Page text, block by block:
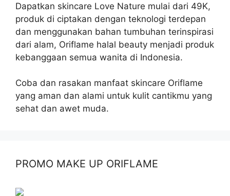
Dapatkan skincare Love Nature mulai dari 49K,
produk di ciptakan dengan teknologi terdepan
dan menggunakan bahan tumbuhan terinspirasi
dari alam, Oriflame halal beauty menjadi produk
kebanggaan semua wanita di Indonesia.
Coba dan rasakan manfaat skincare Oriflame
yang aman dan alami untuk kulit cantikmu yang
sehat dan awet muda.
PROMO MAKE UP ORIFLAME